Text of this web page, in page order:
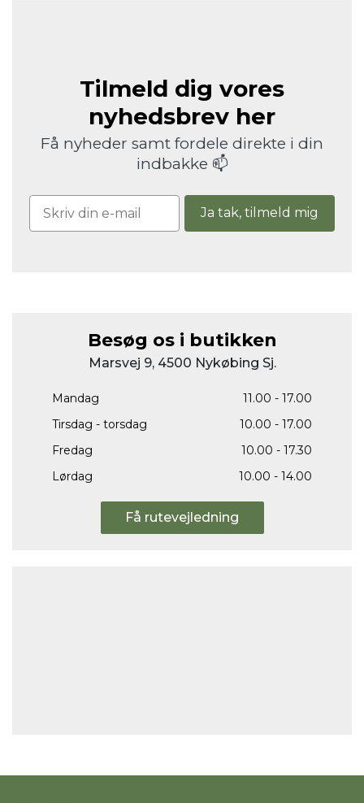
Tilmeld dig vores
nyhedsbrev her
Få nyheder samt fordele direkte i din
indbakke 📫
Ja tak, tilmeld mig
Besøg os i butikken
Marsvej 9, 4500 Nykøbing Sj.
Mandag
11.00 - 17.00
Tirsdag - torsdag
10.00 - 17.00
Fredag
10.00 - 17.30
Lørdag
10.00 - 14.00
Få rutevejledning